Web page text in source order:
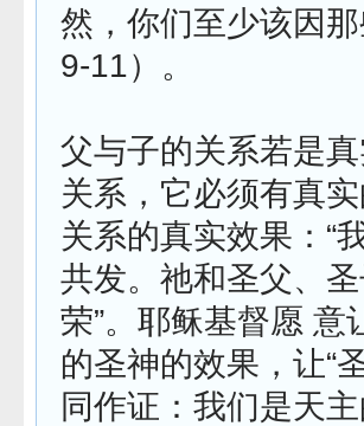
然，你们至少该因
9-11）。
父与子的关系若是
关系，它必须有真
关系的真实效果：“
共发。祂和圣父、
荣”。耶稣基督愿
的圣神的效果，让“
同作证：我们是天